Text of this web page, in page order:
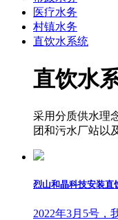
医疗水务
村镇水务
直饮水系统
直饮水
采用分质供水理
团和污水厂站以
烈山和晶科技安装直
2022年3月5号